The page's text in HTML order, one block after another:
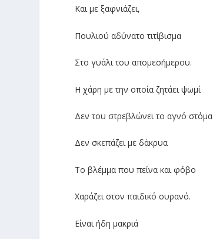
Και με ξαφνιάζει,
Πουλιού αδύνατο τιτίβισμα
Στο γυάλι του απομεσήμερου.
Η χάρη με την οποία ζητάει ψωμί
Δεν του στρεβλώνει το αγνό στόμα
Δεν σκεπάζει με δάκρυα
Το βλέμμα που πείνα και φόβο
Χαράζει στον παιδικό ουρανό.
Είναι ήδη μακριά